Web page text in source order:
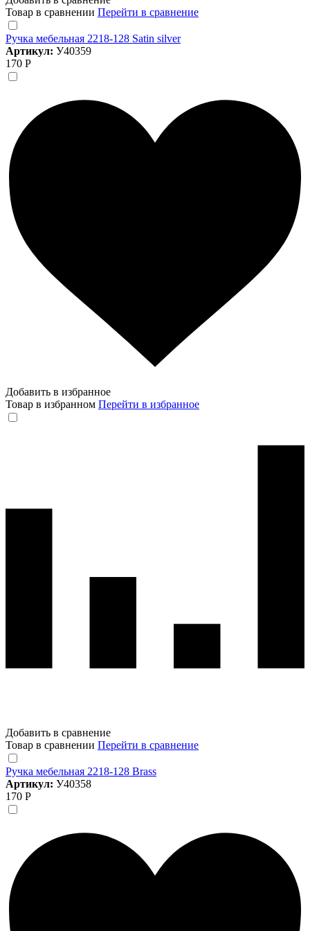
Товар в сравнении Перейти в сравнение
Ручка мебельная 2218-128 Satin silver
Артикул: У40359
170 Р
Добавить в избранное
Товар в избранном Перейти в избранное
Добавить в сравнение
Товар в сравнении Перейти в сравнение
Ручка мебельная 2218-128 Brass
Артикул: У40358
170 Р